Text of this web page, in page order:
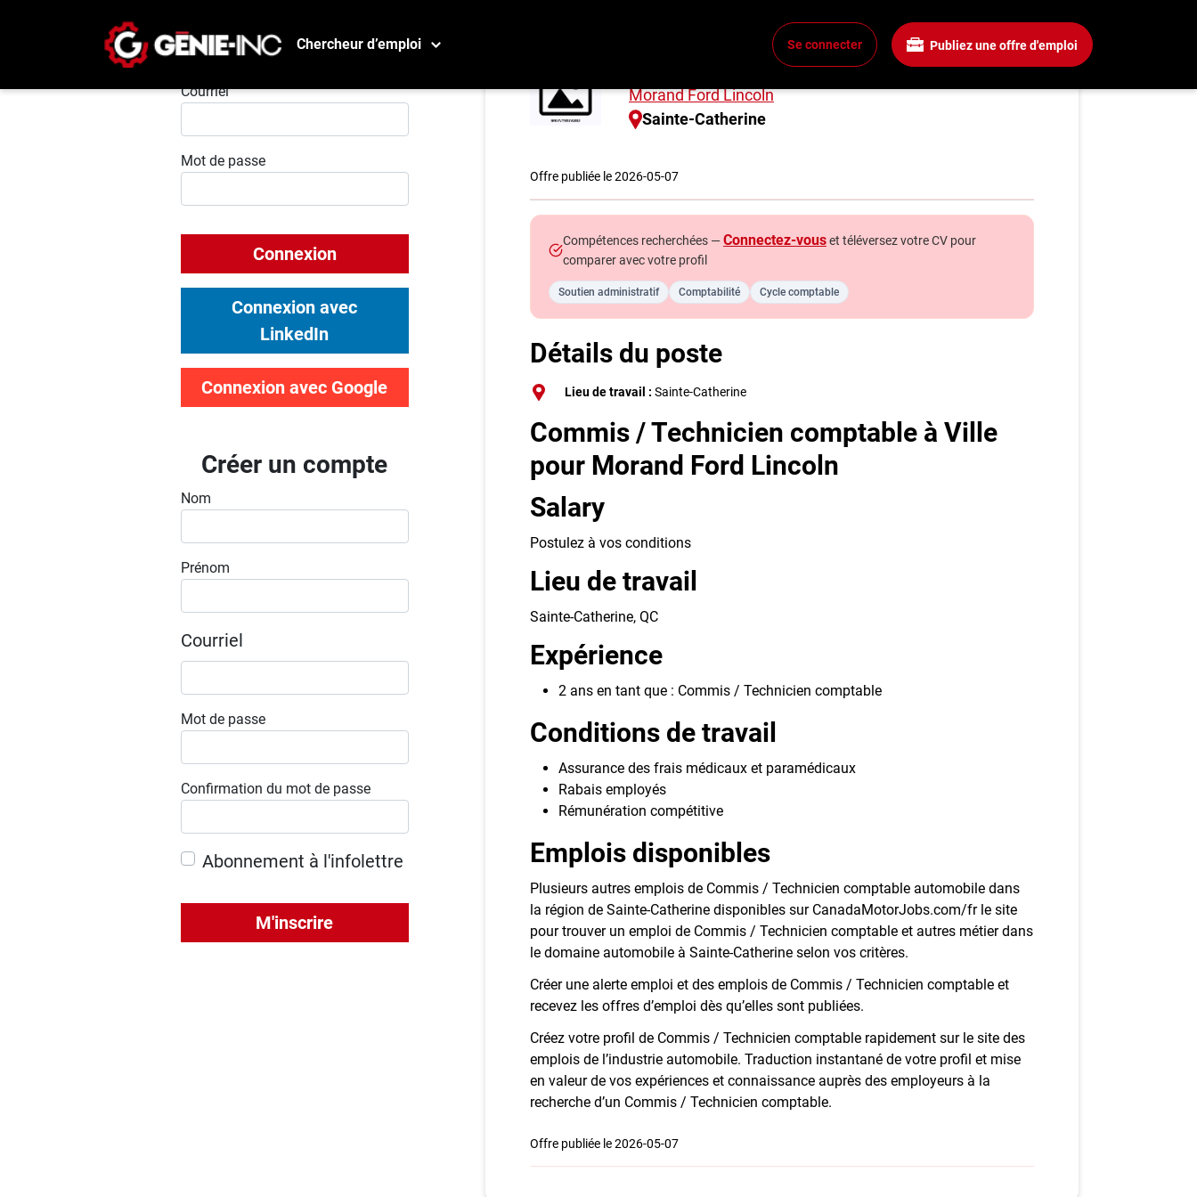
Chercheur d’emploi Se connecter Publiez une offre d'emploi
Compagnies
Conseils carrière
Employeurs
Connexion
Courriel
Mot de passe
Connexion
Connexion avec
LinkedIn
Connexion avec Google
Créer un compte
Nom
Prénom
Courriel
Mot de passe
Confirmation du mot de passe
Abonnement à l'infolettre
M'inscrire
Commis / Technicien comptable
Morand Ford Lincoln
Sainte-Catherine
Offre publiée le 2026-05-07
Compétences recherchées —Connectez-vouset téléversez votre CV pour
comparer avec votre profil
Soutien administratif Comptabilité Cycle comptable
Détails du poste
Lieu de travail : Sainte-Catherine
Commis / Technicien comptable à Ville
pour Morand Ford Lincoln
Salary
Postulez à vos conditions
Lieu de travail
Sainte-Catherine, QC
Expérience
2 ans en tant que : Commis / Technicien comptable
Conditions de travail
Assurance des frais médicaux et paramédicaux
Rabais employés
Rémunération compétitive
Emplois disponibles
Plusieurs autres emplois de Commis / Technicien comptable automobile dans
la région de Sainte-Catherine disponibles sur CanadaMotorJobs.com/fr le site
pour trouver un emploi de Commis / Technicien comptable et autres métier dans
le domaine automobile à Sainte-Catherine selon vos critères.
Créer une alerte emploi et des emplois de Commis / Technicien comptable et
recevez les offres d’emploi dès qu’elles sont publiées.
Créez votre profil de Commis / Technicien comptable rapidement sur le site des
emplois de l’industrie automobile. Traduction instantané de votre profil et mise
en valeur de vos expériences et connaissance auprès des employeurs à la
recherche d’un Commis / Technicien comptable.
Offre publiée le 2026-05-07